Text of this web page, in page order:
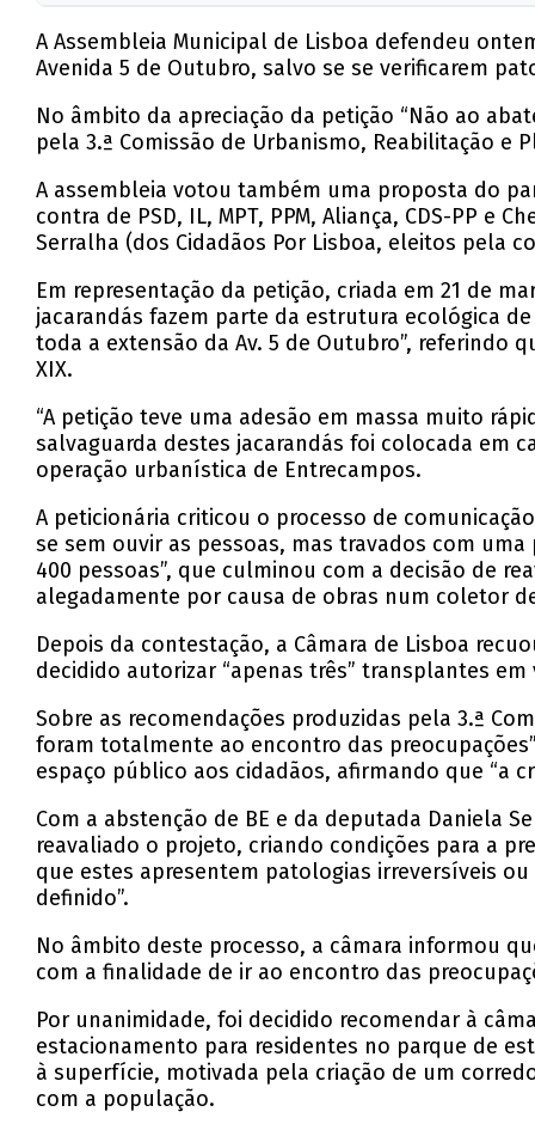
A Assembleia Municipal de Lisboa defendeu
Avenida 5 de Outubro, salvo se se verificarem
No âmbito da apreciação da petição “Não ao
pela 3.ª Comissão de Urbanismo, Reabilitação
A assembleia votou também uma proposta do
contra de PSD, IL, MPT, PPM, Aliança, CDS-PP e
Serralha (dos Cidadãos Por Lisboa, eleitos pela
Em representação da petição, criada em 21 de
jacarandás fazem parte da estrutura ecológica
toda a extensão da Av. 5 de Outubro”, referindo
XIX.
“A petição teve uma adesão em massa muito
salvaguarda destes jacarandás foi colocada em
operação urbanística de Entrecampos.
A peticionária criticou o processo de
se sem ouvir as pessoas, mas travados com
400 pessoas”, que culminou com a decisão de
alegadamente por causa de obras num coletor
Depois da contestação, a Câmara de Lisboa
decidido autorizar “apenas três” transplantes
Sobre as recomendações produzidas pela 3.ª
foram totalmente ao encontro das
espaço público aos cidadãos, afirmando que “a
Com a abstenção de BE e da deputada Daniela
reavaliado o projeto, criando condições para a
que estes apresentem patologias irreversíveis
definido”.
No âmbito deste processo, a câmara informou
com a finalidade de ir ao encontro das
Por unanimidade, foi decidido recomendar à
estacionamento para residentes no parque de
à superfície, motivada pela criação de um
com a população.